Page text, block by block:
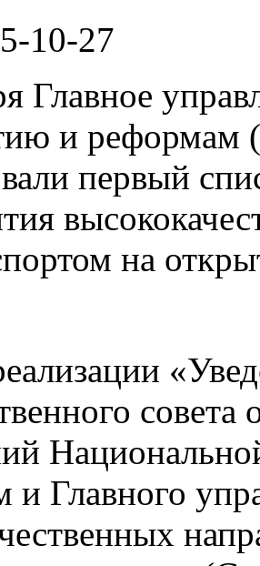
10-27
Главное
и реформам
первый
на
и Главного